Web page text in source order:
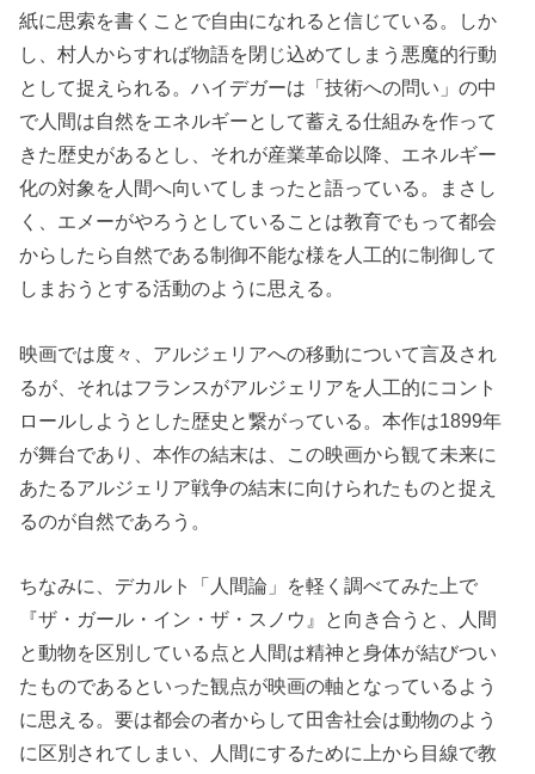
紙に思索を書くことで自由になれると信じている。しか
し、村人からすれば物語を閉じ込めてしまう悪魔的行動
として捉えられる。ハイデガーは「技術への問い」の中
で人間は自然をエネルギーとして蓄える仕組みを作って
きた歴史があるとし、それが産業革命以降、エネルギー
化の対象を人間へ向いてしまったと語っている。まさし
く、エメーがやろうとしていることは教育でもって都会
からしたら自然である制御不能な様を人工的に制御して
しまおうとする活動のように思える。
映画では度々、アルジェリアへの移動について言及され
るが、それはフランスがアルジェリアを人工的にコント
ロールしようとした歴史と繋がっている。本作は1899年
が舞台であり、本作の結末は、この映画から観て未来に
あたるアルジェリア戦争の結末に向けられたものと捉え
るのが自然であろう。
ちなみに、デカルト「人間論」を軽く調べてみた上で
『ザ・ガール・イン・ザ・スノウ』と向き合うと、人間
と動物を区別している点と人間は精神と身体が結びつい
たものであるといった観点が映画の軸となっているよう
に思える。要は都会の者からして田舎社会は動物のよう
に区別されてしまい、人間にするために上から目線で教